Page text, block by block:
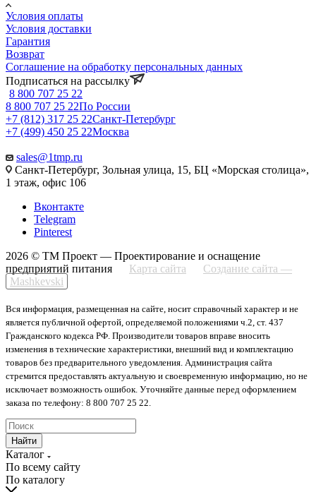
Условия оплаты
Условия доставки
Гарантия
Возврат
Соглашение на обработку персональных данных
Подписаться на рассылку
8 800 707 25 22
8 800 707 25 22По России
+7 (812) 317 25 22Санкт-Петербург
+7 (499) 450 25 22Москва
sales@1tmp.ru
Санкт-Петербург, Зольная улица, 15, БЦ «Морская столица»,
1 этаж, офис 106
Вконтакте
Telegram
Pinterest
2026 © ТМ Проект — Проектирование и оснащение
предприятий питания
Карта сайта
Создание сайта —
Mashkevski
Вся информация, размещенная на сайте, носит справочный характер и не
является публичной офертой, определяемой положениями ч.2, ст. 437
Гражданского кодекса РФ. Производители товаров вправе вносить
изменения в технические характеристики, внешний вид и комплектацию
товаров без предварительного уведомления. Администрация сайта
стремится предоставлять актуальную и своевременную информацию, но не
исключает возможность ошибок. Уточняйте данные перед оформлением
заказа по телефону: 8 800 707 25 22.
Найти
Каталог
По всему сайту
По каталогу